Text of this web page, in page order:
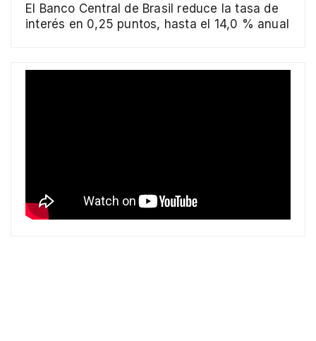
El Banco Central de Brasil reduce la tasa de
interés en 0,25 puntos, hasta el 14,0 % anual